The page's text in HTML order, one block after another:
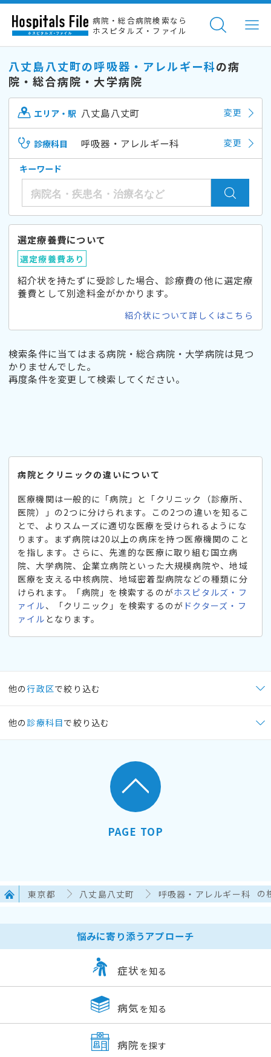
病院・総合病院検索なら
ホスピタルズ・ファイル
八丈島八丈町の呼吸器・アレルギー科の病
院・総合病院・大学病院
エリア・駅 八丈島八丈町 変更
診療科目 呼吸器・アレルギー科 変更
キーワード
選定療養費について
選定療養費あり
紹介状を持たずに受診した場合、診療費の他に選定療
養費として別途料金がかかります。
紹介状について詳しくはこちら
検索条件に当てはまる病院・総合病院・大学病院は見つ
かりませんでした。
再度条件を変更して検索してください。
病院とクリニックの違いについて
医療機関は一般的に「病院」と「クリニック（診療所、
医院）」の2つに分けられます。この2つの違いを知るこ
とで、よりスムーズに適切な医療を受けられるようにな
ります。まず病院は20以上の病床を持つ医療機関のこと
を指します。さらに、先進的な医療に取り組む国立病
院、大学病院、企業立病院といった大規模病院や、地域
医療を支える中核病院、地域密着型病院などの種類に分
けられます。「病院」を検索するのがホスピタルズ・フ
ァイル、「クリニック」を検索するのが ドクターズ・フ
ァイル となります。
他の行政区で絞り込む
他の 診療科目で絞り込む
PAGE TOP
東京都 八丈島八丈町 呼吸器・アレルギー科 の
悩みに寄り添うアプローチ
症状 を知る
病気 を知る
病院 を探す